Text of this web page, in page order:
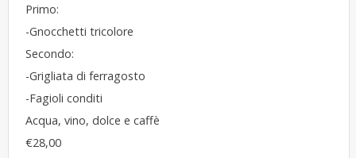
Primo:
-Gnocchetti tricolore
Secondo:
-Grigliata di ferragosto
-Fagioli conditi
Acqua, vino, dolce e caffè
€28,00